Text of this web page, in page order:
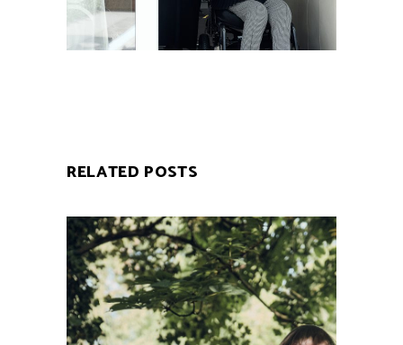
RELATED POSTS